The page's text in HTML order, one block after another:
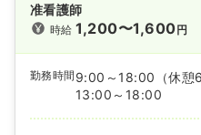
准看護師
時給1,200〜1,600円
勤務時間 9:00～18:00
（休憩
13:00～18:00